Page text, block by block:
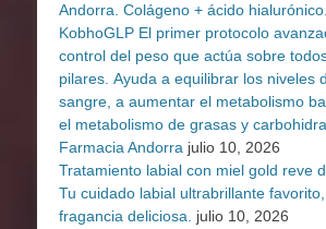
Andorra. Colágeno + ácido hialurónico.
KobhoGLP El primer protocolo
control del peso que actúa sobre
pilares. Ayuda a equilibrar los niveles
sangre, a aumentar el metabolismo
el metabolismo de grasas y
Farmacia Andorra julio 10, 2026
Tratamiento labial con miel gold reve
Tu cuidado labial ultrabrillante
fragancia deliciosa.
julio 10, 2026